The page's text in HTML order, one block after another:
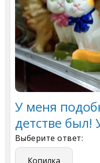
У меня
детстве был!
Выберите ответ:
Копилка